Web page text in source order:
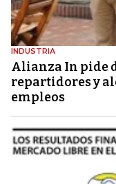
INDUSTRIA
Alianza In pide
repartidores y
empleos